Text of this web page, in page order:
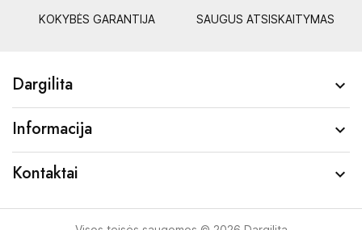
KOKYBĖS GARANTIJA SAUGUS ATSISKAITYMAS
Dargilita 
Informacija 
Kontaktai 